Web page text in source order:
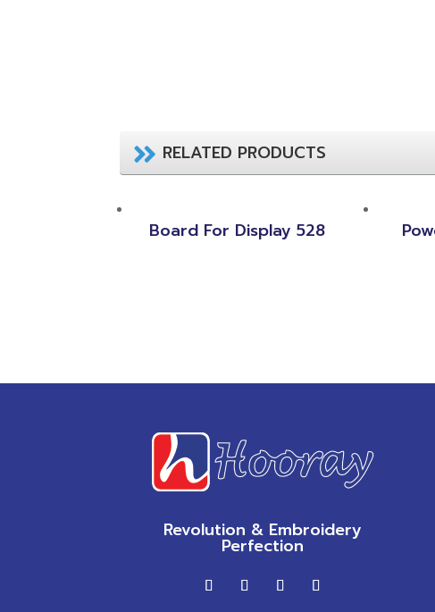
RELATED PRODUCTS
Board For Display 528
Revolution & Embroidery
Perfection